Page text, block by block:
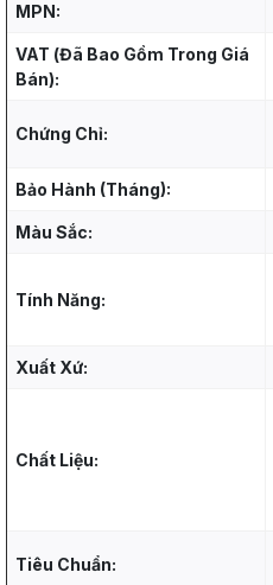
MPN:
VAT (Đã Bao Gồm Trong Giá
Bán):
Chứng Chỉ:
Bảo Hành (Tháng):
Màu Sắc:
Tính Năng:
Xuất Xứ:
Chất Liệu:
Tiêu Chuẩn: